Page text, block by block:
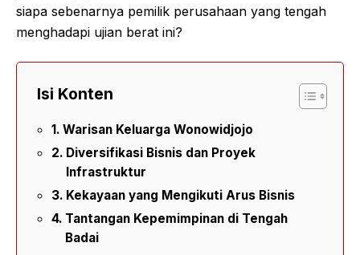
siapa sebenarnya pemilik perusahaan yang tengah
menghadapi ujian berat ini?
Isi Konten
Warisan Keluarga Wonowidjojo
Diversifikasi Bisnis dan Proyek
Infrastruktur
Kekayaan yang Mengikuti Arus Bisnis
Tantangan Kepemimpinan di Tengah
Badai